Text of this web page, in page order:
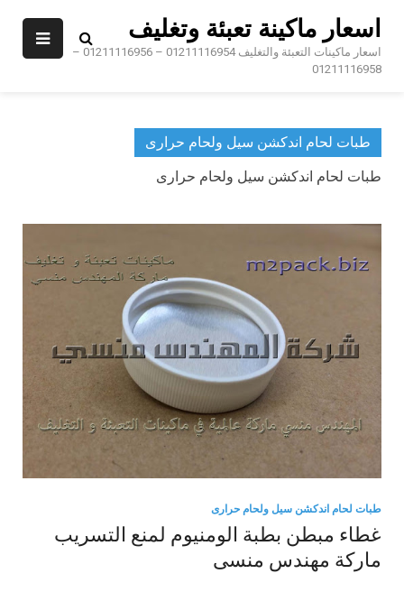
content
اسعار ماكينة تعبئة وتغليف
اسعار ماكينات التعبئة والتغليف 01211116954 – 01211116956 –
01211116958
طبات لحام اندكشن سيل ولحام حرارى
طبات لحام اندكشن سيل ولحام حرارى
طبات لحام اندكشن سيل ولحام حرارى
غطاء مبطن بطبة الومنيوم لمنع التسريب
ماركة مهندس منسى